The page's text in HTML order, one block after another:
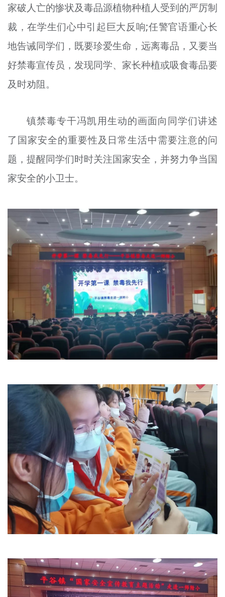
家破人亡的惨状及毒品源植物种植人受到的严厉制
裁，在学生们心中引起巨大反响;任警官语重心长
地告诫同学们，既要珍爱生命，远离毒品，又要当
好禁毒宣传员，发现同学、家长种植或吸食毒品要
及时劝阻。
镇禁毒专干冯凯用生动的画面向同学们讲述
了国家安全的重要性及日常生活中需要注意的问
题，提醒同学们时时关注国家安全，并努力争当国
家安全的小卫士。